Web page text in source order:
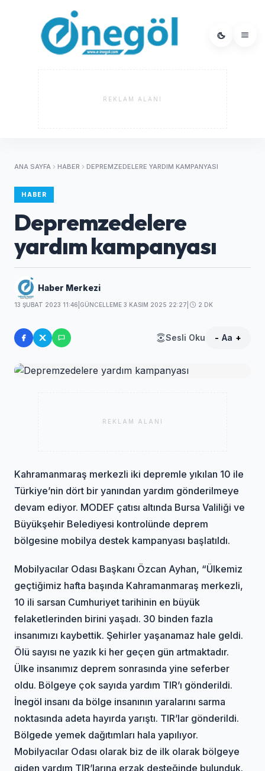
REKLAM ALANI
ANA SAYFA HABER DEPREMZEDELERE YARDIM KAMPANYASI
HABER
Depremzedelere
yardım kampanyası
Haber Merkezi
13 ŞUBAT 2023 11:46 GÜNCELLEME 3 KASIM 2025 22:27 2 DK
Sesli Oku - Aa +
REKLAM ALANI
Kahramanmaraş merkezli iki depremle yıkılan 10 ile
Türkiye’nin dört bir yanından yardım gönderilmeye
devam ediyor. MODEF çatısı altında Bursa Valiliği ve
Büyükşehir Belediyesi kontrolünde deprem
bölgesine mobilya destek kampanyası başlatıldı.
Mobilyacılar Odası Başkanı Özcan Ayhan, “Ülkemiz
geçtiğimiz hafta başında Kahramanmaraş merkezli,
10 ili sarsan Cumhuriyet tarihinin en büyük
felaketlerinden birini yaşadı. 30 binden fazla
insanımızı kaybettik. Şehirler yaşanamaz hale geldi.
Ölü sayısı ne yazık ki her geçen gün artmaktadır.
Ülke insanımız deprem sonrasında yine seferber
oldu. Bölgeye çok sayıda yardım TIR’ı gönderildi.
İnegöl insanı da bölge insanının yaralarını sarma
noktasında adeta hayırda yarıştı. TIR’lar gönderildi.
Bölgede yemek dağıtımları hala yapılıyor.
Mobilyacılar Odası olarak biz de ilk olarak bölgeye
giden yardım TIR’larına erzak desteğinde bulunduk.